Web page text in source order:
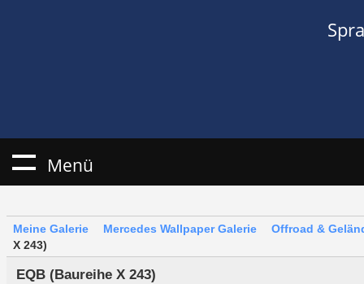
Menü
Meine Galerie Mercedes Wallpaper Galerie
Offroad &
X 243)
EQB (Baureihe X 243)